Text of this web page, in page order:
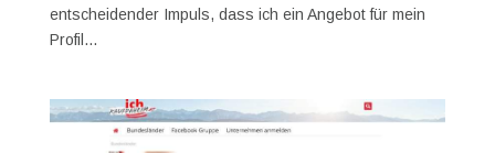
entscheidender Impuls, dass ich ein Angebot für mein
Profil...